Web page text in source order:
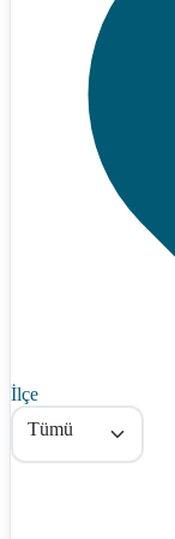
İlçe
Tümü